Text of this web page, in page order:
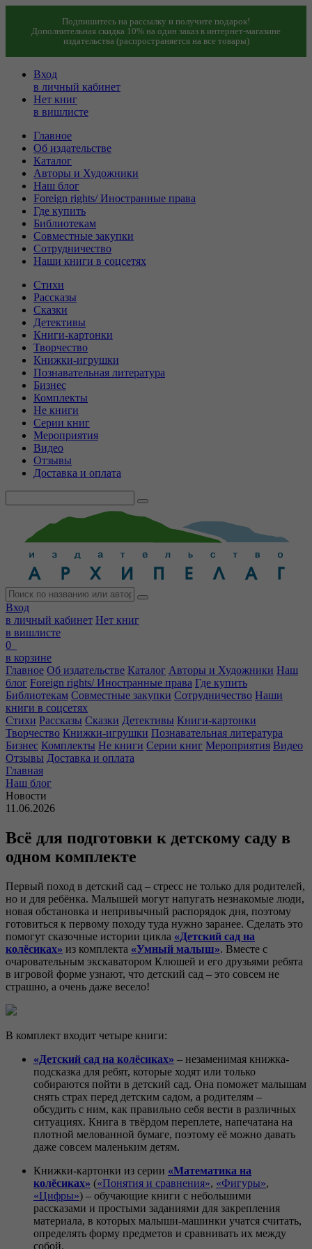
Подпишитесь на рассылку и получите подарок!
Дополнительная скидка 10% на один заказ в интернет-магазине
издательства (распространяется на все товары)
Вход
в личный кабинет
Нет книг
в вишлисте
Главное
Об издательстве
Каталог
Авторы и Художники
Наш блог
Foreign rights/ Иностранные права
Где купить
Библиотекам
Совместные закупки
Сотрудничество
Наши книги в соцсетях
Стихи
Рассказы
Сказки
Детективы
Книги-картонки
Творчество
Книжки-игрушки
Познавательная литература
Бизнес
Комплекты
Не книги
Серии книг
Мероприятия
Видео
Отзывы
Доставка и оплата
Вход
в личный кабинет Нет книг
в вишлисте
0
в корзине
Главное Об издательстве Каталог Авторы и Художники Наш
блог Foreign rights/ Иностранные права Где купить
Библиотекам Совместные закупки Сотрудничество Наши
книги в соцсетях
Стихи Рассказы Сказки Детективы Книги-картонки
Творчество Книжки-игрушки Познавательная литература
Бизнес Комплекты Не книги Серии книг Мероприятия Видео
Отзывы Доставка и оплата
Главная
Наш блог
Новости
11.06.2026
Всё для подготовки к детскому саду в
одном комплекте
Первый поход в детский сад – стресс не только для родителей,
но и для ребёнка. Малышей могут напугать незнакомые люди,
новая обстановка и непривычный распорядок дня, поэтому
готовиться к первому походу туда нужно заранее. Сделать это
помогут сказочные истории цикла «Детский сад на
колёсиках» из комплекта «Умный малыш». Вместе с
очаровательным экскаватором Клюшей и его друзьями ребята
в игровой форме узнают, что детский сад – это совсем не
страшно, а очень даже весело!
В комплект входит четыре книги:
«Детский сад на колёсиках» – незаменимая книжка-
подсказка для ребят, которые ходят или только
собираются пойти в детский сад. Она поможет малышам
снять страх перед детским садом, а родителям –
обсудить с ним, как правильно себя вести в различных
ситуациях. Книга в твёрдом переплете, напечатана на
плотной мелованной бумаге, поэтому её можно давать
даже совсем маленьким детям.
Книжки-картонки из серии «Математика на
колёсиках» («Понятия и сравнения», «Фигуры»,
«Цифры») – обучающие книги с небольшими
рассказами и простыми заданиями для закрепления
материала, в которых малыши-машинки учатся считать,
определять форму предметов и сравнивать их между
собой.